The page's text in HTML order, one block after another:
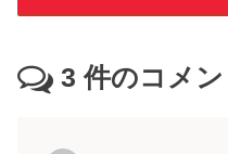
3 件のコメン